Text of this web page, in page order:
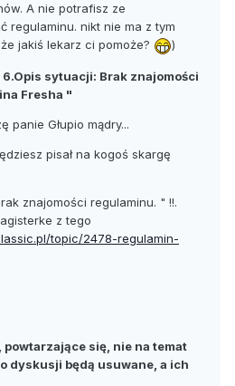
A nie potrafisz ze
regulaminu. nikt nie ma z tym
jakiś lekarz ci pomoże?
)
6.Opis sytuacji: Brak znajomości
Fresha "
panie Głupio mądry...
pisał na kogoś skargę
znajomości regulaminu. " !!.
z tego
topic/2478-regulamin-
się, nie na temat
dyskusji będą usuwane, a ich